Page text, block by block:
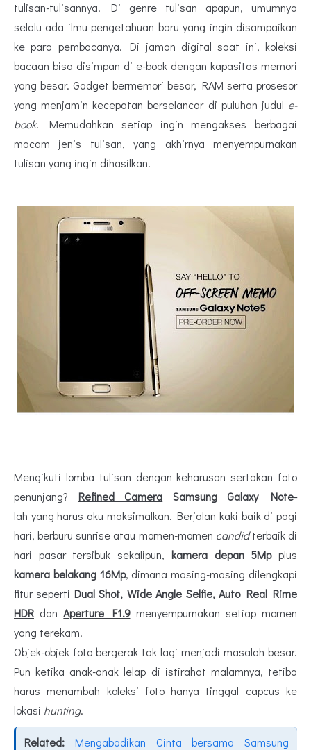
tulisan-tulisannya. Di genre tulisan apapun, umumnya
selalu ada ilmu pengetahuan baru yang ingin disampaikan
ke para pembacanya. Di jaman digital saat ini, koleksi
bacaan bisa disimpan di e-book dengan kapasitas memori
yang besar. Gadget bermemori besar, RAM serta prosesor
yang menjamin kecepatan berselancar di puluhan judul e-
book. Memudahkan setiap ingin mengakses berbagai
macam jenis tulisan, yang akhirnya menyempurnakan
tulisan yang ingin dihasilkan.
Mengikuti lomba tulisan dengan keharusan sertakan foto
penunjang? Refined Camera
Samsung Galaxy Note-
lah yang harus aku maksimalkan. Berjalan kaki baik di pagi
hari, berburu sunrise atau momen-momen candidterbaik di
hari pasar tersibuk sekalipun, kamera depan 5Mpplus
kamera belakang 16Mp, dimana masing-masing dilengkapi
fitur seperti Dual Shot, Wide Angle Selfie, Auto Real Rime
HDR danAperture F1.9menyempurnakan setiap momen
yang terekam.
Objek-objek foto bergerak tak lagi menjadi masalah besar.
Pun ketika anak-anak lelap di istirahat malamnya, tetiba
harus menambah koleksi foto hanya tinggal capcus ke
lokasi hunting.
Related: Mengabadikan Cinta bersama Samsung